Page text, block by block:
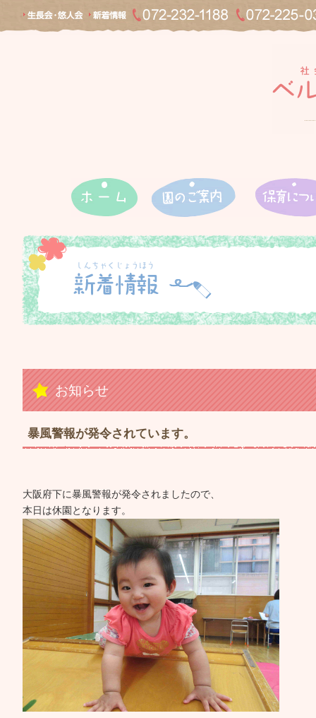
お知らせ
暴風警報が発令されています。
大阪府下に暴風警報が発令されましたので、
本日は休園となります。